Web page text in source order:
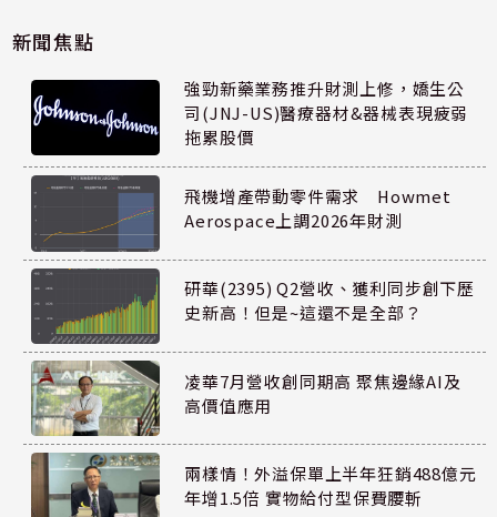
新聞焦點
強勁新藥業務推升財測上修，嬌生公
司(JNJ-US)醫療器材&器械表現疲弱
拖累股價
飛機增產帶動零件需求 Howmet
Aerospace上調2026年財測
研華(2395) Q2營收、獲利同步創下歷
史新高！但是~這還不是全部？
凌華7月營收創同期高 聚焦邊緣AI及
高價值應用
兩樣情！外溢保單上半年狂銷488億元
年增1.5倍 實物給付型保費腰斬